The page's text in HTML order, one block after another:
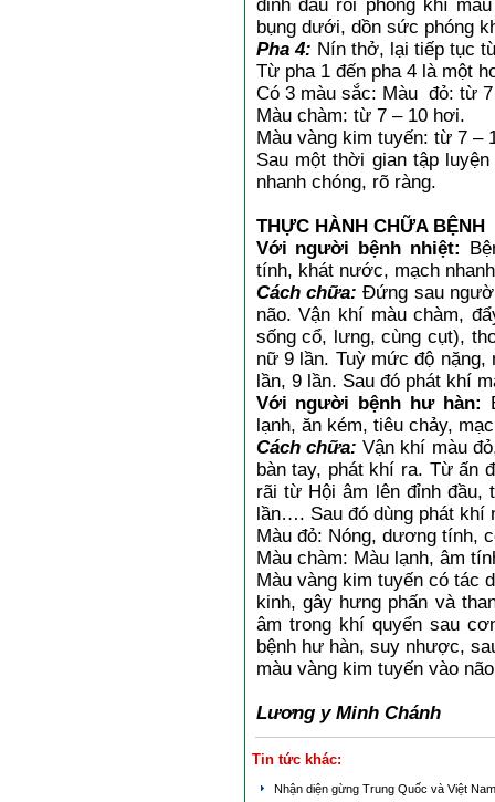
đỉnh đầu rồi phóng khí
bụng dưới, dồn sức phóng
Pha 4: Nín thở, lại tiếp tục
Từ pha 1 đến pha 4 là một
Có 3 màu sắc: Màu đỏ: từ
Màu chàm: từ 7 – 10 hơi.
Màu vàng kim tuyến: từ 7 –
Sau một thời gian tập
nhanh chóng, rõ ràng.
THỰC HÀNH CHỮA BỆNH
Với người bệnh nhiệt:
tính, khát nước, mạch
Cách chữa: Đứng sau
não. Vận khí màu chàm,
sống cổ, lưng, cùng cụt),
nữ 9 lần. Tuỳ mức độ nặng,
lần, 9 lần. Sau đó phát khí
Với người bệnh hư hàn:
lạnh, ăn kém, tiêu chảy,
Cách chữa: Vận khí màu
bàn tay, phát khí ra. Từ ấn
rãi từ Hội âm lên đỉnh đầu,
lần…. Sau đó dùng phát khí
Màu đỏ: Nóng, dương tính,
Màu chàm: Màu lạnh, âm
Màu vàng kim tuyến có tác
kinh, gây hưng phấn và
âm trong khí quyển sau
bệnh hư hàn, suy nhược,
màu vàng kim tuyến vào
Lương y Minh Chánh
Tin tức khác:
Nhận diện gừng Trung Quốc và Việt